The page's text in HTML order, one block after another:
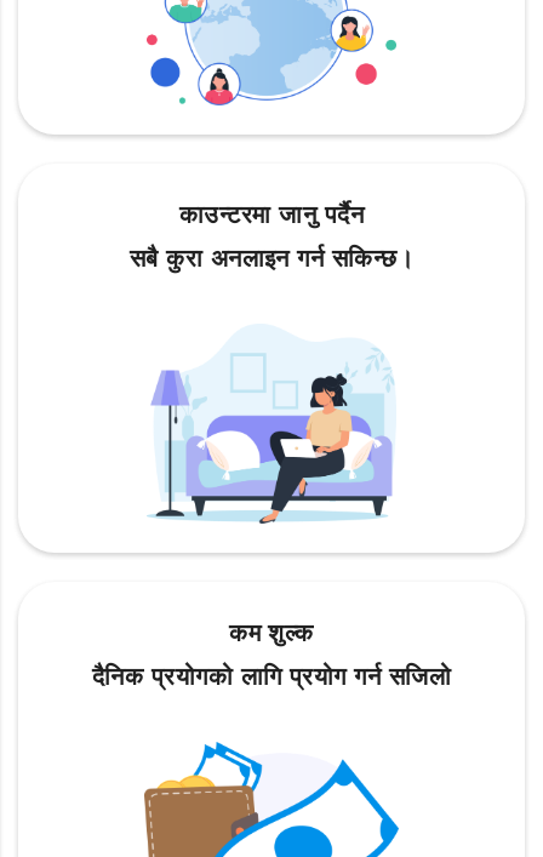
काउन्टरमा जानु पर्दैन
सबै कुरा अनलाइन गर्न सकिन्छ।
कम शुल्क
दैनिक प्रयोगको लागि प्रयोग गर्न सजिलो